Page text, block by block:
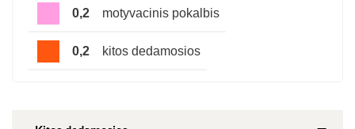
0,2 motyvacinis pokalbis
0,2 kitos dedamosios